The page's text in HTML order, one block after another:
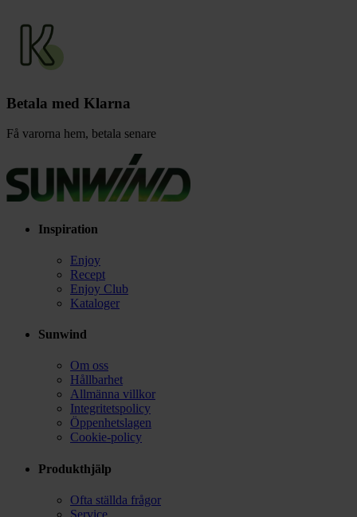
Betala med Klarna
Få varorna hem, betala senare
Inspiration
Enjoy
Recept
Enjoy Club
Kataloger
Sunwind
Om oss
Hållbarhet
Allmänna villkor
Integritetspolicy
Öppenhetslagen
Cookie-policy
Produkthjälp
Ofta ställda frågor
Service